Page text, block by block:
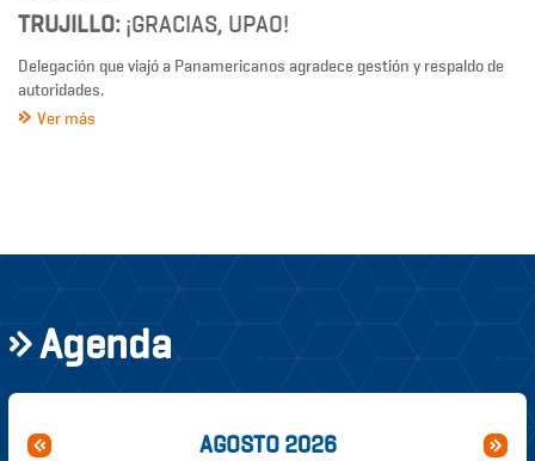
TRUJILLO: ¡GRACIAS, UPAO!
Delegación que viajó a Panamericanos agradece gestión y respaldo de
autoridades.
Ver más
Agenda
AGOSTO 2026